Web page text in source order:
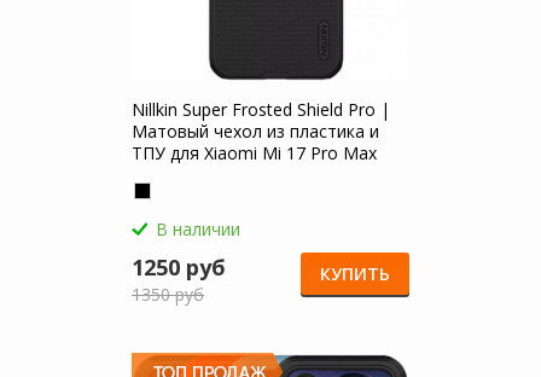
Nillkin Super Frosted Shield Pro |
Матовый чехол из пластика и
ТПУ для Xiaomi Mi 17 Pro Max
В наличии
1250 руб
1350 руб
КУПИТЬ